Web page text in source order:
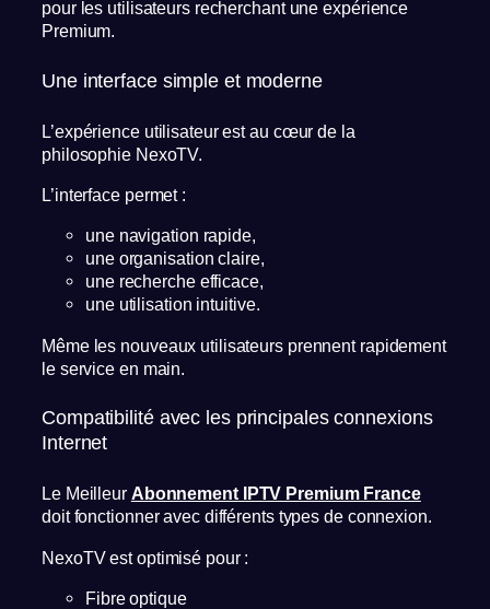
pour les utilisateurs recherchant une expérience
Premium.
Une interface simple et moderne
L’expérience utilisateur est au cœur de la
philosophie NexoTV.
L’interface permet :
une navigation rapide,
une organisation claire,
une recherche efficace,
une utilisation intuitive.
Même les nouveaux utilisateurs prennent rapidement
le service en main.
Compatibilité avec les principales connexions
Internet
Le Meilleur Abonnement IPTV Premium France
doit fonctionner avec différents types de connexion.
NexoTV est optimisé pour :
Fibre optique